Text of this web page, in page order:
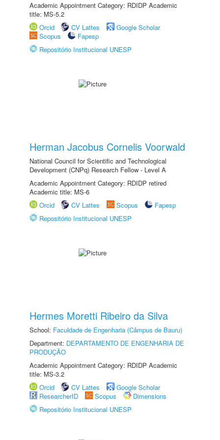
Academic Appointment Category: RDIDP Academic
title: MS-5.2
Orcid
CV Lattes
Google Scholar
Scopus
Fapesp
Repositório Institucional UNESP
Herman Jacobus Cornelis Voorwald
National Council for Scientific and Technological
Development (CNPq) Research Fellow - Level A
Academic Appointment Category: RDIDP retired
Academic title: MS-6
Orcid
CV Lattes Scopus
Fapesp
Repositório Institucional UNESP
Hermes Moretti Ribeiro da Silva
School: Faculdade de Engenharia (Câmpus de Bauru)
Department: DEPARTAMENTO DE ENGENHARIA DE
PRODUÇÃO
Academic Appointment Category: RDIDP Academic
title: MS-3.2
Orcid
CV Lattes
Google Scholar
ResearcherID
Scopus
Dimensions
Repositório Institucional UNESP